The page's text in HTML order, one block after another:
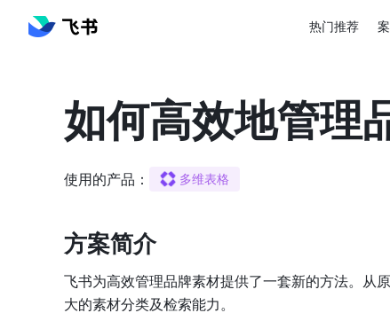
热门推荐
如何高效地管理
使用的产品： 多维表格
方案简介️
飞书为高效管理品牌素材提供了一套新的方法。从
大的素材分类及检索能力。